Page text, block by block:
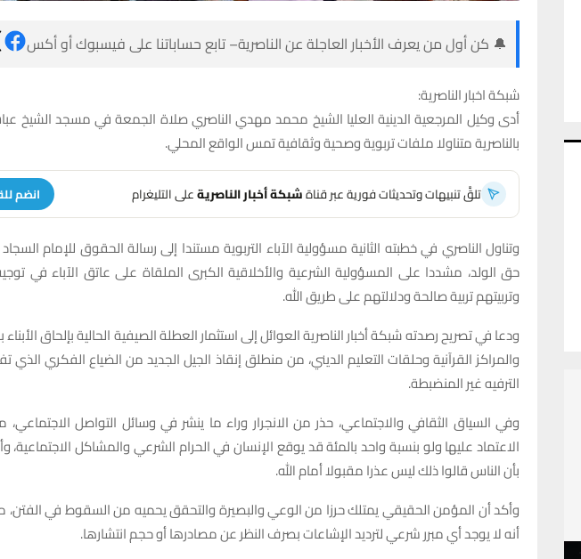
🔔 كن أول من يعرف الأخبار العاجلة عن الناصرية– تابع حساباتنا على فيسبوك أو أكس
شبكة اخبار الناصرية:
أدى وكيل المرجعية الدينية العليا الشيخ محمد مهدي الناصري صلاة الجمعة في مسجد الشيخ
بالناصرية متناولا ملفات تربوية وصحية وثقافية تمس الواقع المحلي.
تلقَّ تنبيهات وتحديثات فورية عبر قناةشبكة أخبار الناصريةعلى التليغرام انضم
وتناول الناصري في خطبته الثانية مسؤولية الآباء التربوية مستندا إلى رسالة الحقوق للإمام
حق الولد، مشددا على المسؤولية الشرعية والأخلاقية الكبرى الملقاة على عاتق الآباء في
وتربيتهم تربية صالحة ودلالتهم على طريق الله.
ودعا في تصريح رصدته شبكة أخبار الناصرية العوائل إلى استثمار العطلة الصيفية الحالية بإلحاق
والمراكز القرآنية وحلقات التعليم الديني، من منطلق إنقاذ الجيل الجديد من الضياع الفكري الذي
الترفيه غير المنضبطة.
وفي السياق الثقافي والاجتماعي، حذر من الانجرار وراء ما ينشر في وسائل التواصل
الاعتماد عليها ولو بنسبة واحد بالمئة قد يوقع الإنسان في الحرام الشرعي والمشاكل الاجتماعية،
بأن الناس قالوا ذلك ليس عذرا مقبولا أمام الله.
وأكد أن المؤمن الحقيقي يمتلك حرزا من الوعي والبصيرة والتحقق يحميه من السقوط في الفتن،
أنه لا يوجد أي مبرر شرعي لترديد الإشاعات بصرف النظر عن مصادرها أو حجم انتشارها.